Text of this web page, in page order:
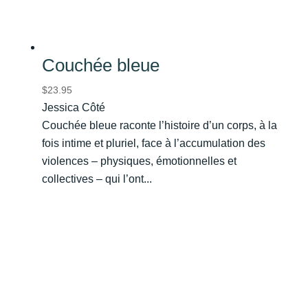
Couchée bleue
$23.95
Jessica Côté
Couchée bleue raconte l’histoire d’un corps, à la
fois intime et pluriel, face à l’accumulation des
violences – physiques, émotionnelles et
collectives – qui l’ont...